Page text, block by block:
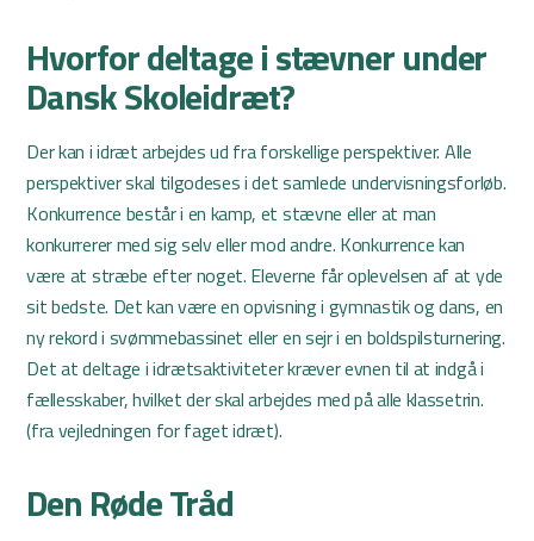
Hvorfor deltage i stævner under
Dansk Skoleidræt?
Der kan i idræt arbejdes ud fra forskellige perspektiver. Alle
perspektiver skal tilgodeses i det samlede undervisningsforløb.
Konkurrence består i en kamp, et stævne eller at man
konkurrerer med sig selv eller mod andre. Konkurrence kan
være at stræbe efter noget. Eleverne får oplevelsen af at yde
sit bedste. Det kan være en opvisning i gymnastik og dans, en
ny rekord i svømmebassinet eller en sejr i en boldspilsturnering.
Det at deltage i idrætsaktiviteter kræver evnen til at indgå i
fællesskaber, hvilket der skal arbejdes med på alle klassetrin.
(fra vejledningen for faget idræt).
Den Røde Tråd